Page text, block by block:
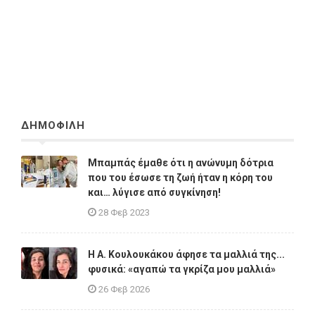
ΔΗΜΟΦΙΛΗ
Μπαμπάς έμαθε ότι η ανώνυμη δότρια
που του έσωσε τη ζωή ήταν η κόρη του
και… λύγισε από συγκίνηση!
28 Φεβ 2023
Η A. Κουλουκάκου άφησε τα μαλλιά της...
φυσικά: «αγαπώ τα γκρίζα μου μαλλιά»
26 Φεβ 2026